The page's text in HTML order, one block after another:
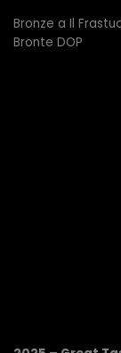
Bronze a Il
Bronte DOP